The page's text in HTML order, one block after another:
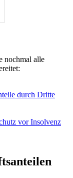
nochmal alle
durch Dritte
vor Insolvenz